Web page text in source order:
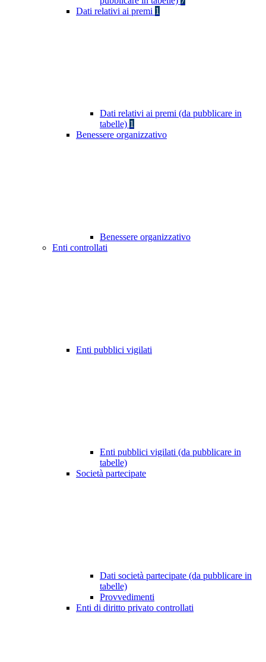
Dati relativi ai premi 1
Dati relativi ai premi (da pubblicare in
tabelle) 1
Benessere organizzativo
Benessere organizzativo
Enti controllati
Enti pubblici vigilati
Enti pubblici vigilati (da pubblicare in
tabelle)
Società partecipate
Dati società partecipate (da pubblicare in
tabelle)
Provvedimenti
Enti di diritto privato controllati